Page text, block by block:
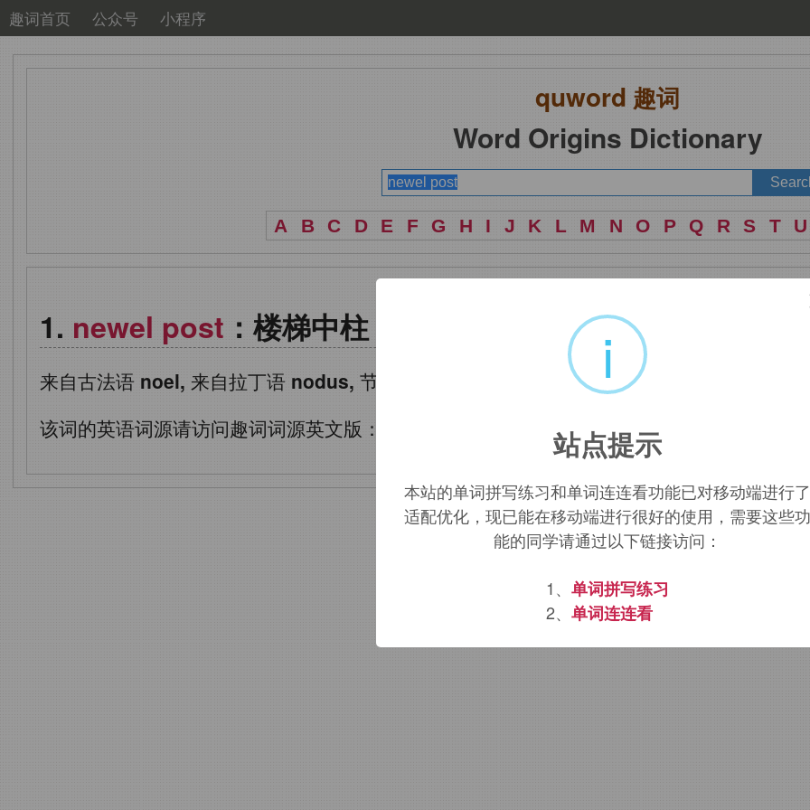
趣词首页 公众号 小程序
quword 趣词
Word Origins Dictionary
A B C D E F G H I J K L M N O P Q R S T U
newel post ：楼梯中柱
来自古法语 noel, 来自拉丁语 nodus, 节，结点，词源同 net,noose，-el,
该词的英语词源请访问趣词词源英文版：
newel post含义。
i
站点提示
本站的单词拼写练习和单词连连看功能已对移动端进行了
适配优化，现已能在移动端进行很好的使用，需要这些功
能的同学请通过以下链接访问：
1、 单词拼写练习
2、 单词连连看